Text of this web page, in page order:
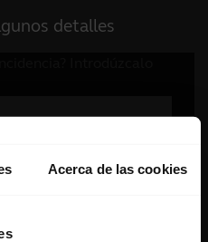
Acerca de las cookies
detalles